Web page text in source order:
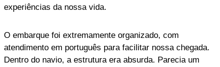
experiências da nossa vida.
O embarque foi extremamente organizado, com
atendimento em português para facilitar nossa chegada.
Dentro do navio, a estrutura era absurda. Parecia um